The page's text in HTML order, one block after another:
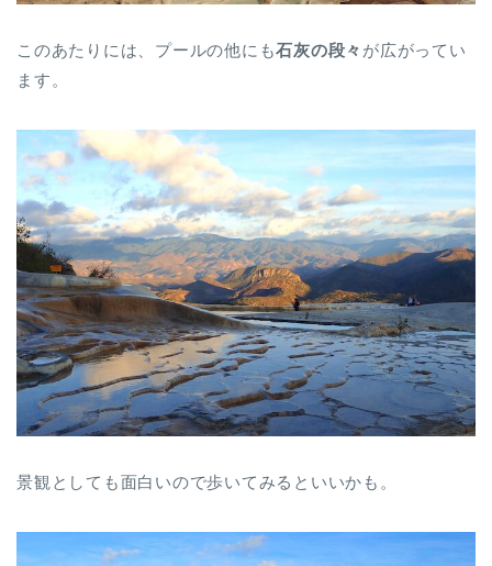
このあたりには、プールの他にも石灰の段々 が広がってい
ます。
景観としても面白いので歩いてみるといいかも。